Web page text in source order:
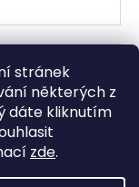
stránek
některých z
dáte kliknutím
zde.